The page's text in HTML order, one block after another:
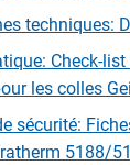
techniques:
Check-
les colles
sécurité:
5188/